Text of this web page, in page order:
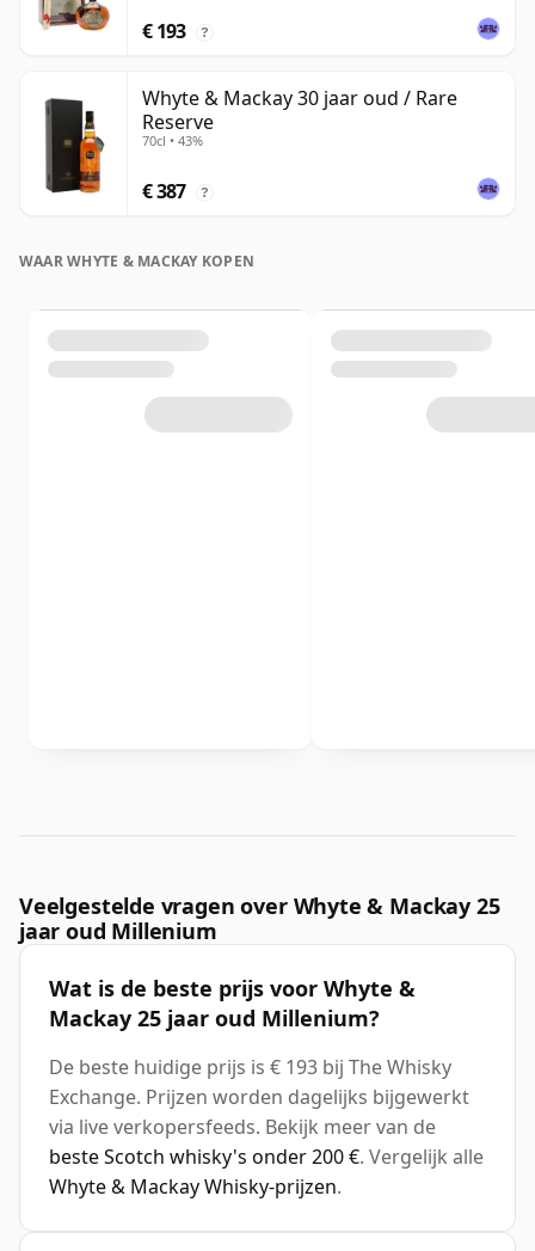
€ 193 ?
Whyte & Mackay 30 jaar oud / Rare
Reserve
70cl • 43%
€ 387 ?
WAAR WHYTE & MACKAY KOPEN
Veelgestelde vragen over Whyte & Mackay 25
jaar oud Millenium
Wat is de beste prijs voor Whyte &
Mackay 25 jaar oud Millenium?
De beste huidige prijs is € 193 bij The Whisky
Exchange. Prijzen worden dagelijks bijgewerkt
via live verkopersfeeds. Bekijk meer van de
beste Scotch whisky's onder 200 €. Vergelijk alle
Whyte & Mackay Whisky-prijzen.